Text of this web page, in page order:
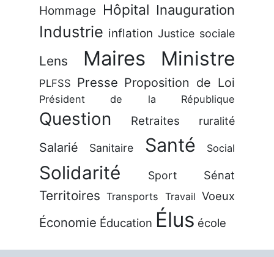
Hommage Hôpital Inauguration
Industrie inflation Justice sociale
Lens Maires Ministre
PLFSS Presse Proposition de Loi
Président de la République
Question Retraites ruralité
Salarié Sanitaire Santé Social
Solidarité Sport Sénat
Territoires Transports Travail Voeux
Économie Éducation Élus école